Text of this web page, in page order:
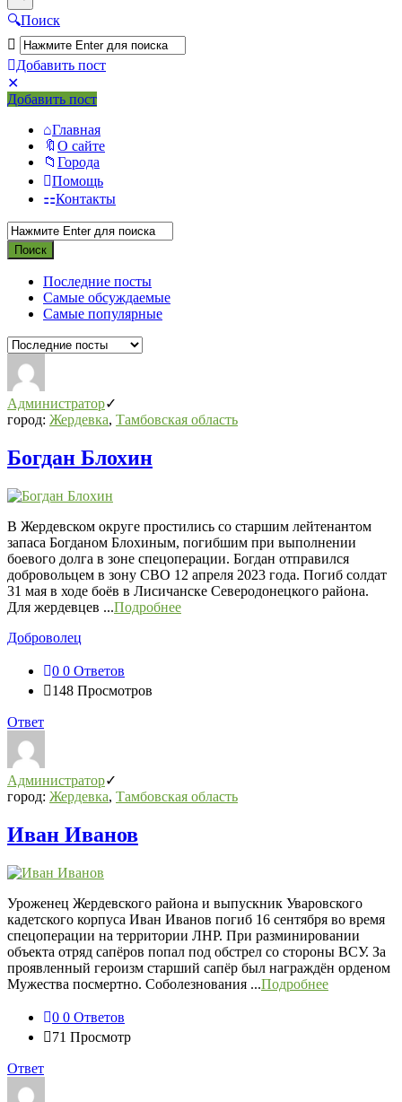
Поиск
Добавить пост
Мобильное
меню
Добавить пост
Главная
О сайте
Города
Помощь
Контакты
Последние посты
Самые обсуждаемые
Самые популярные
Администратор
город: Жердевка, Тамбовская область
Богдан Блохин
В Жердевском округе простились со старшим лейтенантом
запаса Богданом Блохиным, погибшим при выполнении
боевого долга в зоне спецоперации. Богдан отправился
добровольцем в зону СВО 12 апреля 2023 года. Погиб солдат
31 мая в ходе боёв в Лисичанске Северодонецкого района.
Для жердевцев ...Подробнее
Доброволец
0 0 Ответов
148 Просмотров
Ответ
Администратор
город: Жердевка, Тамбовская область
Иван Иванов
Уроженец Жердевского района и выпускник Уваровского
кадетского корпуса Иван Иванов погиб 16 сентября во время
спецоперации на территории ЛНР. При разминировании
объекта отряд сапёров попал под обстрел со стороны ВСУ. За
проявленный героизм старший сапёр был награждён орденом
Мужества посмертно. Соболезнования ...Подробнее
0 0 Ответов
71 Просмотр
Ответ